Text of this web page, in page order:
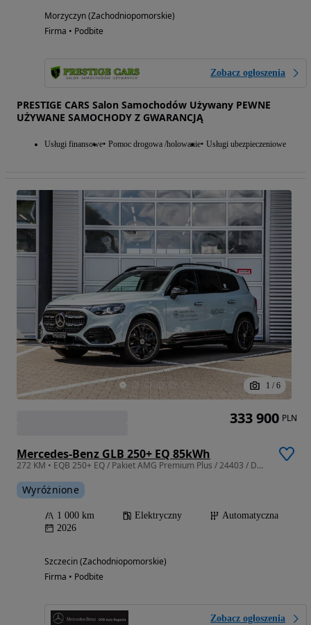
Morzyczyn (Zachodniopomorskie)
Firma • Podbite
Zobacz ogłoszenia
PRESTIGE CARS Salon Samochodów Używany PEWNE
UŻYWANE SAMOCHODY Z GWARANCJĄ
Usługi finansowe Pomoc drogowa /holowanie Usługi ubezpieczeniowe
1 / 6
Mercedes-Benz GLB 250+ EQ 85kWh
272 KM • EQB 250+ EQ / Pakiet AMG Premium Plus / 24403 / DDB Auto
Wyróżnione
1 000 km Elektryczny
Automatyczna
2026
Szczecin (Zachodniopomorskie)
Firma • Podbite
Zobacz ogłoszenia
333 900 PLN